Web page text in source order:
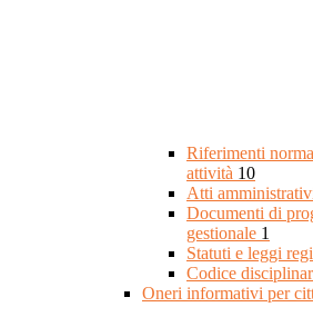
Riferimenti
attività 10
Atti
Documenti di
gestionale 1
Statuti e leggi
Codice
Oneri informativi per